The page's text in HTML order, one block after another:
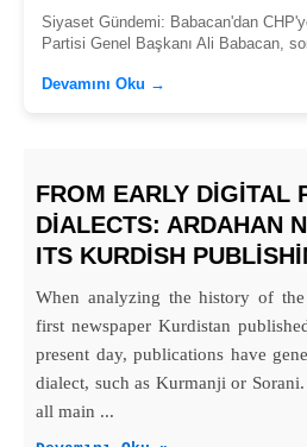
Siyaset Gündemi: Babacan'dan
Partisi Genel Başkanı Ali Babacan,
Devamını Oku →
FROM EARLY DIGITAL
DIALECTS: ARDAHAN
ITS KURDISH
When analyzing the history of
first newspaper Kurdistan
present day, publications have
dialect, such as Kurmanji or
all main ...